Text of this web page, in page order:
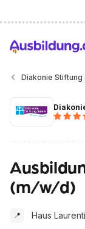
Diakonie Stiftung
(m/w/d)
📍 Haus